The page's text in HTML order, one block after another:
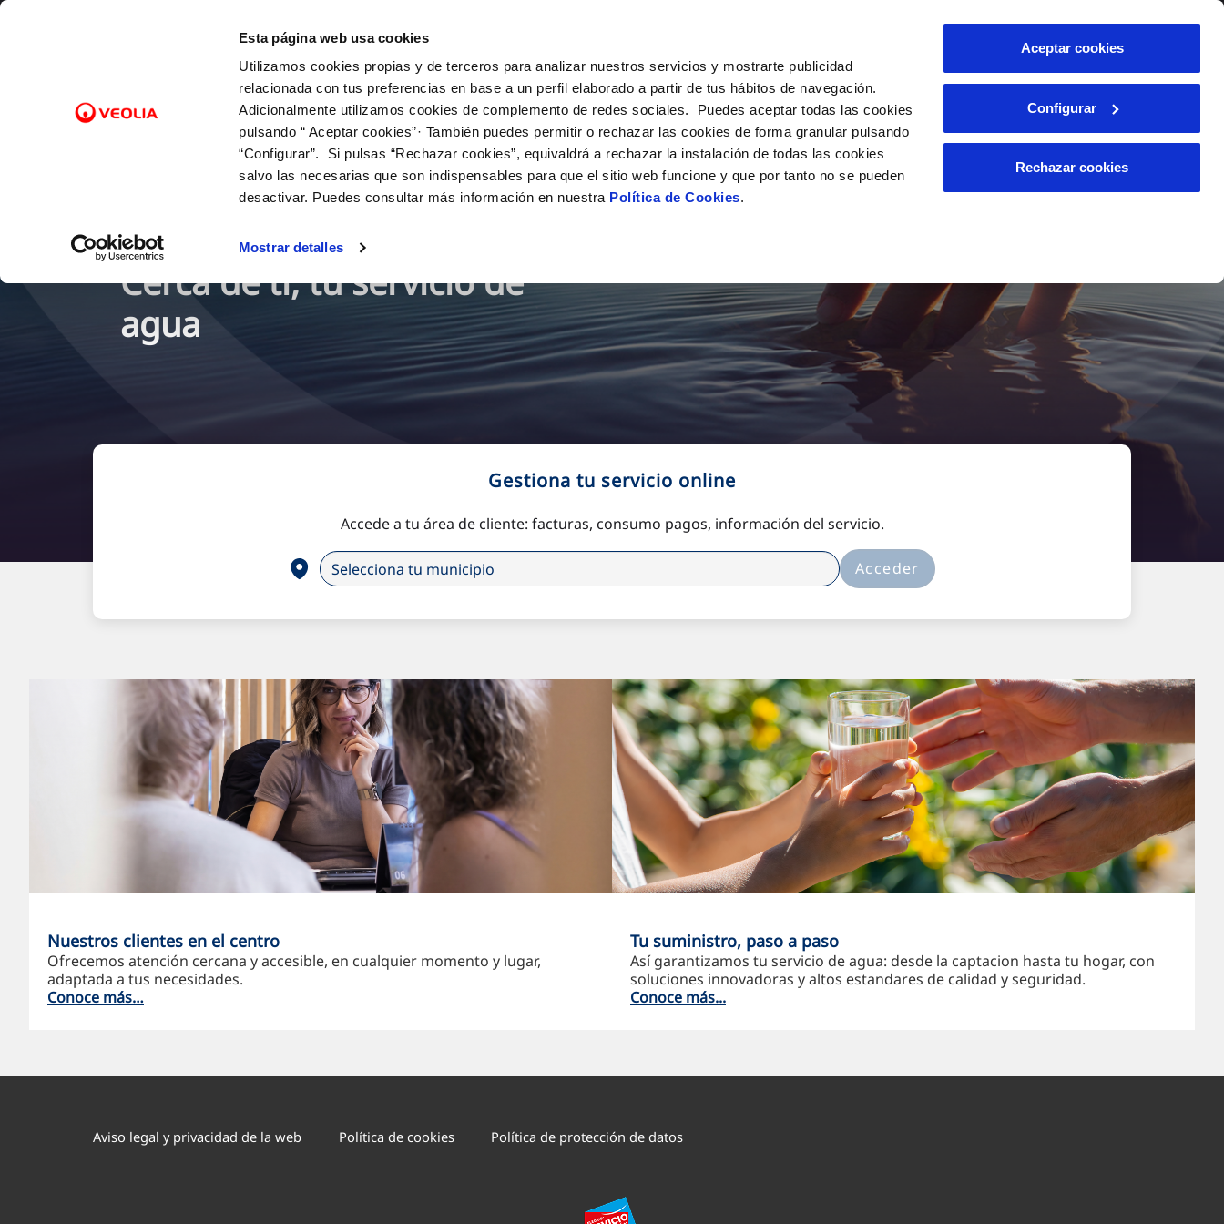
Esta página web usa cookies
Utilizamos cookies propias y de terceros para analizar nuestros servicios y mostrarte publicidad
relacionada con tus preferencias en base a un perfil elaborado a partir de tus hábitos de navegación.
Adicionalmente utilizamos cookies de complemento de redes sociales. Puedes aceptar todas las cookies
pulsando “ Aceptar cookies”· También puedes permitir o rechazar las cookies de forma granular pulsando
“Configurar”. Si pulsas “Rechazar cookies”, equivaldrá a rechazar la instalación de todas las cookies
salvo las necesarias que son indispensables para que el sitio web funcione y que por tanto no se pueden
desactivar. Puedes consultar más información en nuestra Política de Cookies.
Mostrar detalles
Aceptar cookies
Configurar
Rechazar cookies
Conócenos Nuestros servicios
Cerca de ti, tu servicio de
agua
Gestiona tu servicio online
Accede a tu área de cliente: facturas, consumo pagos, información del servicio.
Acceder
Nuestros clientes en el centro
Ofrecemos atención cercana y accesible, en cualquier momento y lugar,
adaptada a tus necesidades.
Conoce más…
Tu suministro, paso a paso
Así garantizamos tu servicio de agua: desde la captacion hasta tu hogar, con
soluciones innovadoras y altos estandares de calidad y seguridad.
Conoce más...
Aviso legal y privacidad de la web Política de cookies Política de protección de datos